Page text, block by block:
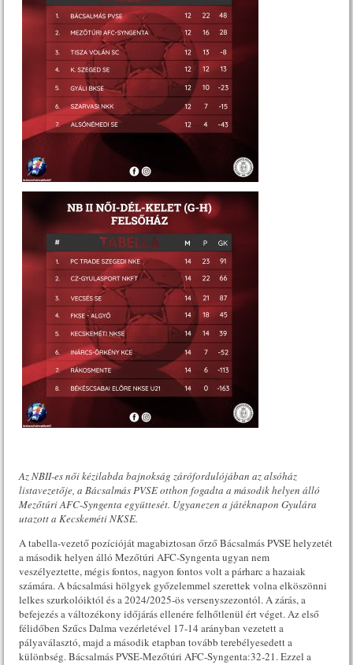
Az NBII-es női kézilabda bajnokság zárófordulójában az alsóház
listavezetője, a Bácsalmás PVSE otthon fogadta a második helyen álló
Mezőtúri AFC-Syngenta együttesét. Ugyanezen a játéknapon Gyulára
utazott a Kecskeméti NKSE.
A tabella-vezető pozícióját magabiztosan őrző Bácsalmás PVSE helyzetét
a második helyen álló Mezőtúri AFC-Syngenta ugyan nem
veszélyeztette, mégis fontos, nagyon fontos volt a párharc a hazaiak
számára. A bácsalmási hölgyek győzelemmel szerettek volna elköszönni
lelkes szurkolóiktól és a 2024/2025-ös versenyszezontól. A zárás, a
befejezés a változékony időjárás ellenére felhőtlenül ért véget. Az első
félidőben Szűcs Dalma vezérletével 17-14 arányban vezetett a
pályaválasztó, majd a második etapban tovább terebélyesedett a
különbség. Bácsalmás PVSE-Mezőtúri AFC-Syngenta:32-21. Ezzel a